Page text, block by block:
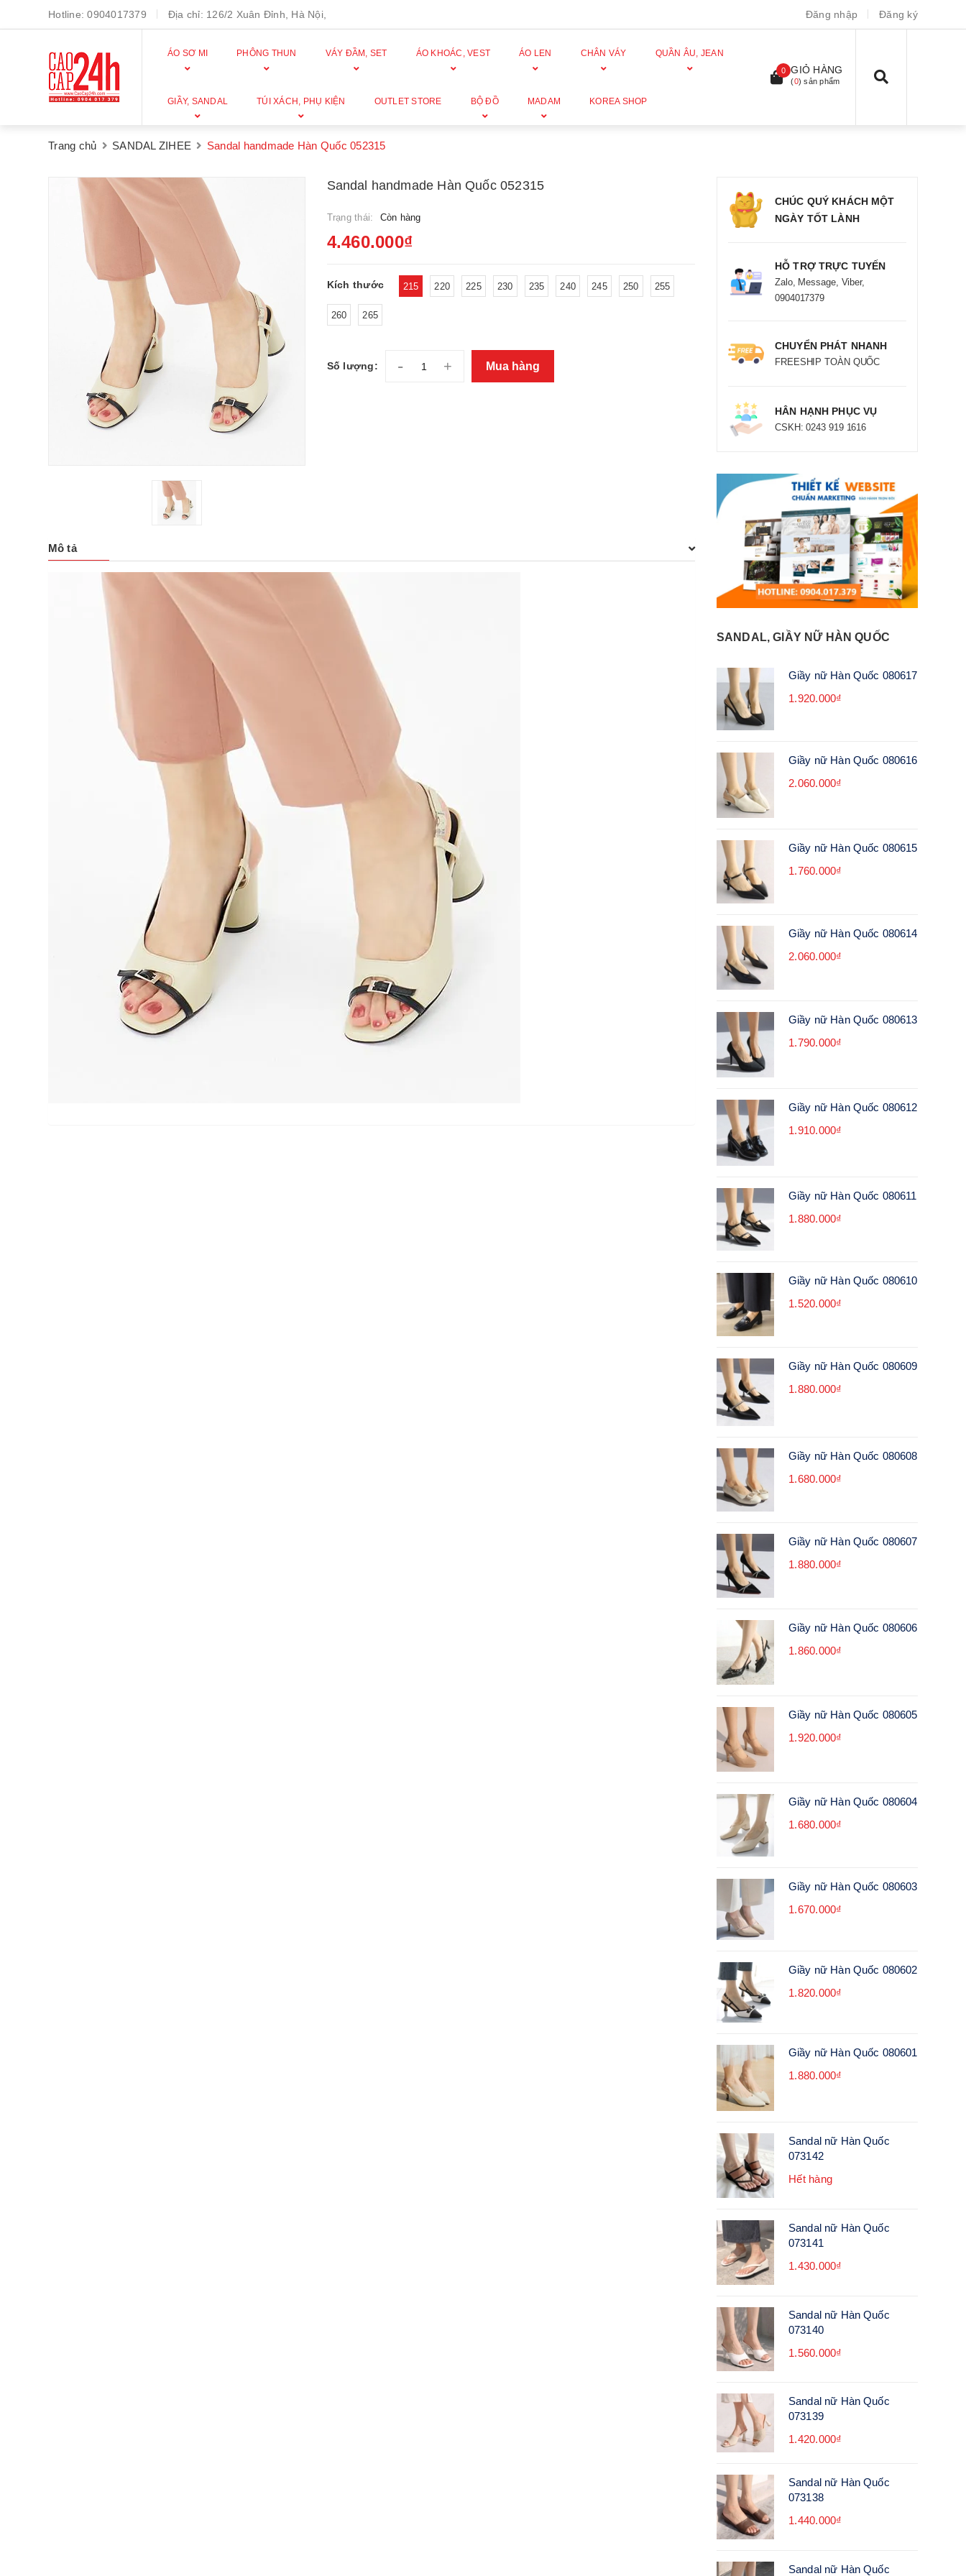
Hotline:0904017379 Địa chỉ: 126/2 Xuân Đỉnh, Hà Nội, Đăng nhập Đăng ký
ÁO SƠ MI PHÔNG THUN VÁY ĐẦM, SET ÁO KHOÁC, VEST ÁO LEN CHÂN VÁY QUẦN ÂU, JEAN
GIẦY, SANDAL TÚI XÁCH, PHỤ KIỆN OUTLET STORE BỘ ĐỒ MADAM KOREA SHOP
0 GIỎ HÀNG
(0) sản phẩm
Trang chủ SANDAL ZIHEE Sandal handmade Hàn Quốc 052315
Sandal handmade Hàn Quốc 052315
Trạng thái: Còn hàng
4.460.000₫
Kích thước 215 220 225 230 235 240 245 250 255
260 265
Số lượng: - + Mua hàng
Mô tả
CHÚC QUÝ KHÁCH MỘT
NGÀY TỐT LÀNH
HỖ TRỢ TRỰC TUYẾN
Zalo, Message, Viber,
0904017379
CHUYỂN PHÁT NHANH
FREESHIP TOÀN QUỐC
HÂN HẠNH PHỤC VỤ
CSKH: 0243 919 1616
SANDAL, GIẦY NỮ HÀN QUỐC
Giầy nữ Hàn Quốc 080617
1.920.000₫
Giầy nữ Hàn Quốc 080616
2.060.000₫
Giầy nữ Hàn Quốc 080615
1.760.000₫
Giầy nữ Hàn Quốc 080614
2.060.000₫
Giầy nữ Hàn Quốc 080613
1.790.000₫
Giầy nữ Hàn Quốc 080612
1.910.000₫
Giầy nữ Hàn Quốc 080611
1.880.000₫
Giầy nữ Hàn Quốc 080610
1.520.000₫
Giầy nữ Hàn Quốc 080609
1.880.000₫
Giầy nữ Hàn Quốc 080608
1.680.000₫
Giầy nữ Hàn Quốc 080607
1.880.000₫
Giầy nữ Hàn Quốc 080606
1.860.000₫
Giầy nữ Hàn Quốc 080605
1.920.000₫
Giầy nữ Hàn Quốc 080604
1.680.000₫
Giầy nữ Hàn Quốc 080603
1.670.000₫
Giầy nữ Hàn Quốc 080602
1.820.000₫
Giầy nữ Hàn Quốc 080601
1.880.000₫
Sandal nữ Hàn Quốc
073142
Hết hàng
Sandal nữ Hàn Quốc
073141
1.430.000₫
Sandal nữ Hàn Quốc
073140
1.560.000₫
Sandal nữ Hàn Quốc
073139
1.420.000₫
Sandal nữ Hàn Quốc
073138
1.440.000₫
Sandal nữ Hàn Quốc